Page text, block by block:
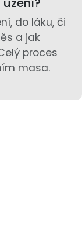
do láku, či
a jak
proces
masa.